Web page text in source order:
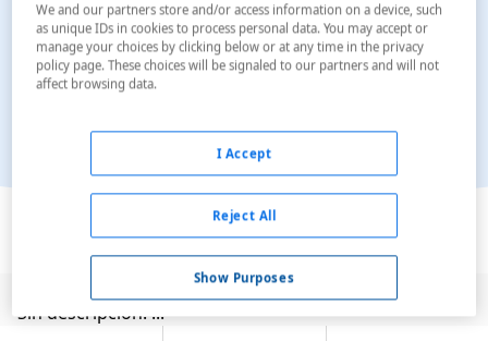
Ver en el mapa
Sin descripción. ...
We and our partners store and/or access information on a device, such
as unique IDs in cookies to process personal data. You may accept or
manage your choices by clicking below or at any time in the privacy
policy page. These choices will be signaled to our partners and will not
affect browsing data.
Show Purposes
Reject All
I Accept